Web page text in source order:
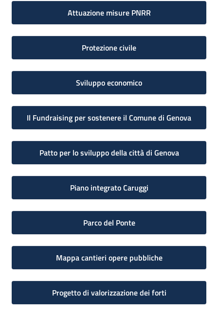
Attuazione misure PNRR
Protezione civile
Sviluppo economico
Il Fundraising per sostenere il Comune di Genova
Patto per lo sviluppo della città di Genova
Piano integrato Caruggi
Parco del Ponte
Mappa cantieri opere pubbliche
Progetto di valorizzazione dei forti